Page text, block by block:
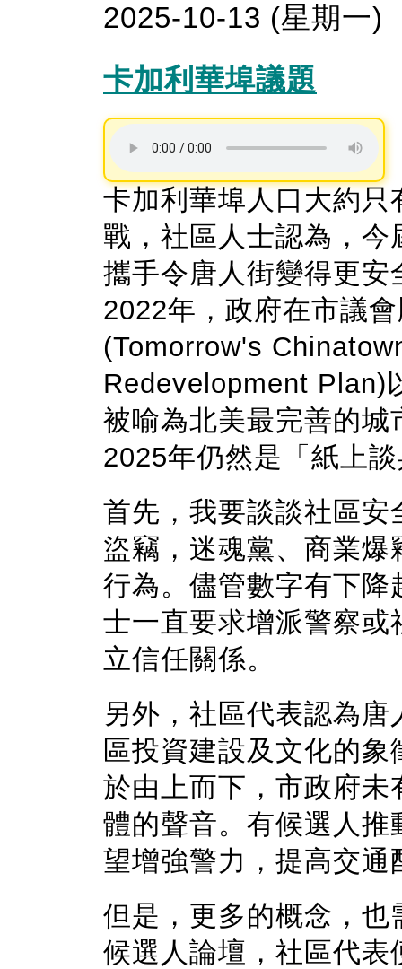
2025-10-13 (星期一)
卡加利華埠議題
卡加利華埠人口大約
戰，社區人士認為，
攜手令唐人街變得更
2022年，政府在市議
(Tomorrow's
Redevelopment Plan)
被喻為北美最完善的城
2025年仍然是「紙上
首先，我要談談社區
盜竊，迷魂黨、商業
行為。儘管數字有下
士一直要求增派警察
立信任關係。
另外，社區代表認為
區投資建設及文化的
於由上而下，市政府
體的聲音。有候選人
望增強警力，提高交
但是，更多的概念，
候選人論壇，社區代